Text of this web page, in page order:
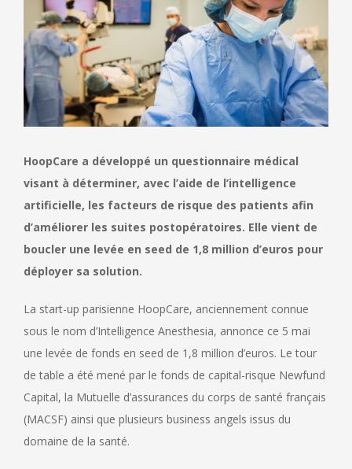
agrandie
HoopCare a développé un questionnaire médical
visant à déterminer, avec l’aide de l’intelligence
artificielle, les facteurs de risque des patients afin
d’améliorer les suites postopératoires. Elle vient de
boucler une levée en seed de 1,8 million d’euros pour
déployer sa solution.
La start-up parisienne HoopCare, anciennement connue
sous le nom d’Intelligence Anesthesia, annonce ce 5 mai
une levée de fonds en seed de 1,8 million d’euros. Le tour
de table a été mené par le fonds de capital-risque Newfund
Capital, la Mutuelle d’assurances du corps de santé français
(MACSF) ainsi que plusieurs business angels issus du
domaine de la santé.